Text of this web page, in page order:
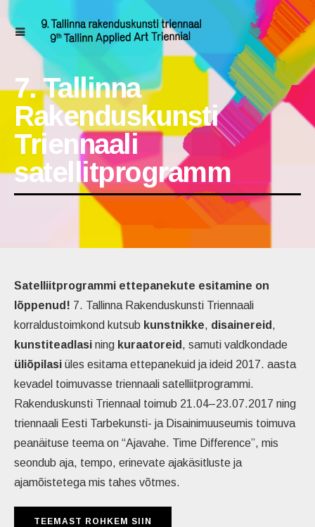
7. Tallinna
Rakenduskunsti
Triennaali
satellitprogramm
Satelliitprogrammi ettepanekute esitamine on
lõppenud! 7. Tallinna Rakenduskunsti Triennaali
korraldustoimkond kutsub kunstnikke, disainereid ,
kunstiteadlasi ning kuraatoreid , samuti valdkondade
üliõpilasi üles esitama ettepanekuid ja ideid 2017. aasta
kevadel toimuvasse triennaali satelliitprogrammi.
Rakenduskunsti Triennaal toimub 21.04–23.07.2017 ning
triennaali Eesti Tarbekunsti- ja Disainimuuseumis toimuva
peanäituse teema on “Ajavahe. Time Difference”, mis
seondub aja, tempo, erinevate ajakäsitluste ja
ajamõistetega mis tahes võtmes.
TEEMAST ROHKEM SIIN